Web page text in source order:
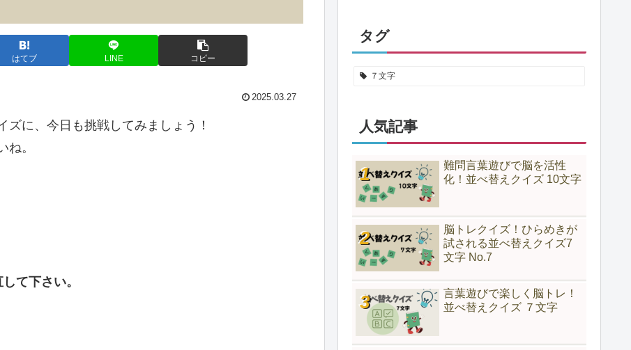
はてブ LINE コピー
2025.03.27
に、今日も挑戦してみましょう！
ね。
て下さい。
タグ
７文字
人気記事
難問言葉遊びで脳を活性
化！並べ替えクイズ 10文字
脳トレクイズ！ひらめきが
試される並べ替えクイズ7
文字 No.7
言葉遊びで楽しく脳トレ！
並べ替えクイズ ７文字